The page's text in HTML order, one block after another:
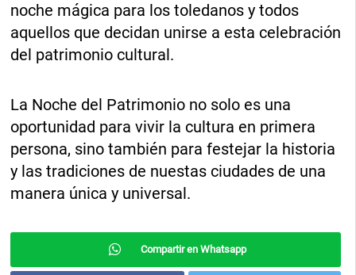
noche mágica para los toledanos y todos
aquellos que decidan unirse a esta celebración
del patrimonio cultural.
La Noche del Patrimonio no solo es una
oportunidad para vivir la cultura en primera
persona, sino también para festejar la historia
y las tradiciones de nuestas ciudades de una
manera única y universal.
Compartir en Whatsapp